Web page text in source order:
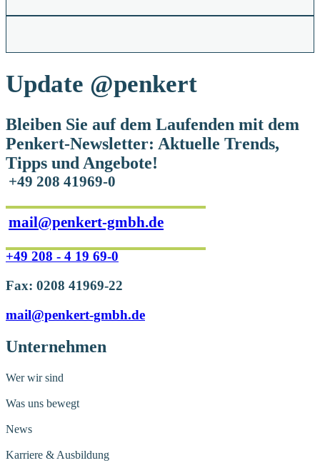
Update @penkert
Bleiben Sie auf dem Laufenden mit dem
Penkert-Newsletter: Aktuelle Trends,
Tipps und Angebote!
+49 208 41969-0
mail@penkert-gmbh.de
+49 208 - 4 19 69-0
Fax: 0208 41969-22
mail@penkert-gmbh.de
Unternehmen
Wer wir sind
Was uns bewegt
News
Karriere & Ausbildung